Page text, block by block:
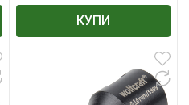
КУПИ